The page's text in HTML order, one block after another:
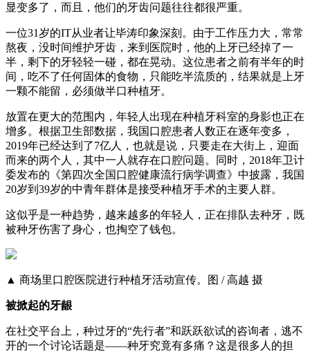
显变多了，而且，他们的牙齿问题往往都很严重。
一位31岁的IT从业者让毕涛印象深刻。由于工作压力大，常常
熬夜，没时间维护牙齿，来到医院时，他的上牙已经掉了一
半，剩下的牙轻轻一碰，都在晃动。这位患者之前有半年的时
间，吃不了任何固体的食物，只能吃半流质的，结果就是上牙
一颗不能留，必须做半口种植牙。
放置在更大的范围内，年轻人出现在种植牙科室的身影也正在
增多。根据卫生部数据，我国口腔患者人数正在逐年变多，
2019年已经达到了7亿人，也就是说，只要走在大街上，迎面
而来的两个人，其中一人就存在口腔问题。同时，2018年卫计
委发布的《第四次全国口腔健康流行病学调查》中披露，我国
20岁到39岁的中青年群体是接受种植牙手术的主要人群。
这似乎是一种趋势，越来越多的年轻人，正在排队去种牙，既
被种牙伤害了身心，也掏空了钱包。
▲ 商场里口腔医院进行种植牙活动宣传。图 / 高越 摄
被掀起的牙龈
在社交平台上，种过牙的“先行者”和跃跃欲试的咨询者，逃不
开的一个讨论话题是——种牙究竟有多痛？这是很多人的担